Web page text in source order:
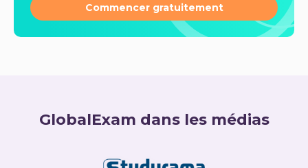
Commencer gratuitement
GlobalExam dans les médias